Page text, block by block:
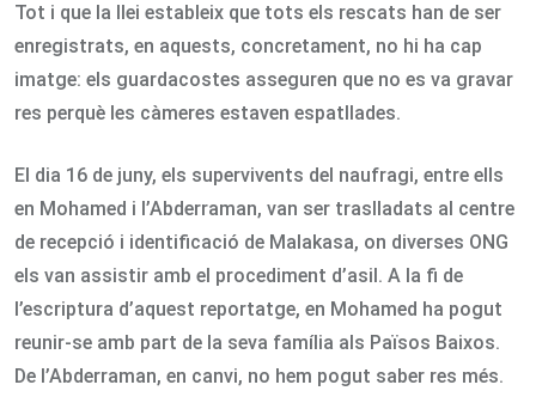
Tot i que la llei estableix que tots els rescats han de ser
enregistrats, en aquests, concretament, no hi ha cap
imatge: els guardacostes asseguren que no es va gravar
res perquè les càmeres estaven espatllades.
El dia 16 de juny, els supervivents del naufragi, entre ells
en Mohamed i l’Abderraman, van ser traslladats al centre
de recepció i identificació de Malakasa, on diverses ONG
els van assistir amb el procediment d’asil. A la fi de
l’escriptura d’aquest reportatge, en Mohamed ha pogut
reunir-se amb part de la seva família als Països Baixos.
De l’Abderraman, en canvi, no hem pogut saber res més.